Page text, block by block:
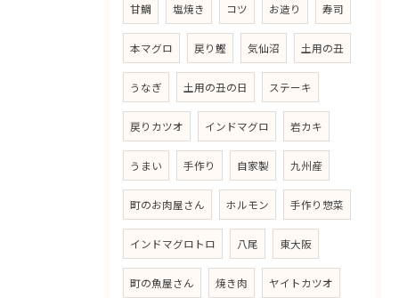
甘鯛 塩焼き コツ お造り 寿司
本マグロ 戻り鰹 気仙沼 土用の丑
うなぎ 土用の丑の日 ステーキ
戻りカツオ インドマグロ 岩カキ
うまい 手作り 自家製 九州産
町のお肉屋さん ホルモン 手作り惣菜
インドマグロトロ 八尾 東大阪
町の魚屋さん 焼き肉 ヤイトカツオ